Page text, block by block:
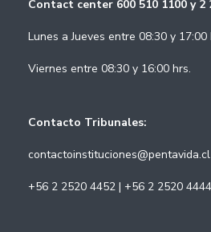
Contact center 600 510 1100 y 2
Lunes a Jueves entre 08:30 y 17:00
Viernes entre 08:30 y 16:00 hrs.
Contacto Tribunales:
contactoinstituciones@pentavida.cl
+56 2 2520 4452 | +56 2 2520 4444